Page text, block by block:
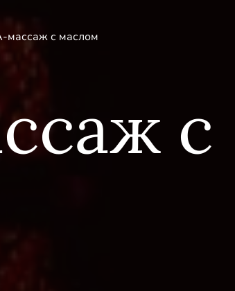
массаж с маслом
с